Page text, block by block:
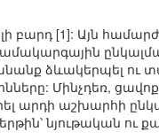
բարդ [1]: Այն
ձևակերպել ու
Մինչդեռ,
արդի աշխարհի
նյութական ու